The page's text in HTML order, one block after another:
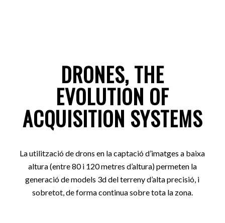
DRONES, THE
EVOLUTION OF
ACQUISITION SYSTEMS
La utilització de drons en la captació d’imatges a baixa
altura (entre 80 i 120 metres d’altura) permeten la
generació de models 3d del terreny d’alta precisió, i
sobretot, de forma continua sobre tota la zona.